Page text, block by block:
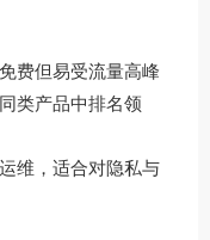
费但易受流量高峰
类产品中排名领
维，适合对隐私与